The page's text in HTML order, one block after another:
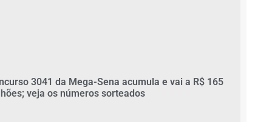
3041 da Mega-Sena acumula e vai a R$ 165
veja os números sorteados